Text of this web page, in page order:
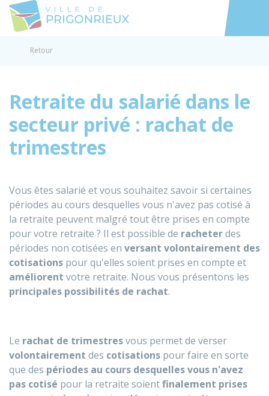
Accéder
Retour
Retraite du salarié dans le
secteur privé : rachat de
trimestres
Vous êtes salarié et vous souhaitez savoir si certaines
périodes au cours desquelles vous n'avez pas cotisé à
la retraite peuvent malgré tout être prises en compte
pour votre retraite ? Il est possible de racheterdes
périodes non cotisées en versant volontairement des
cotisations pour qu'elles soient prises en compte et
améliorent votre retraite. Nous vous présentons les
principales possibilités de rachat.
Le rachat de trimestresvous permet de verser
volontairement des cotisations pour faire en sorte
que des périodes au cours desquelles vous n'avez
pas cotisé pour la retraite soientfinalement prises